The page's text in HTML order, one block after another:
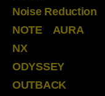
Noise Reduction
NOTE AURA
NX
ODYSSEY
OUTBACK